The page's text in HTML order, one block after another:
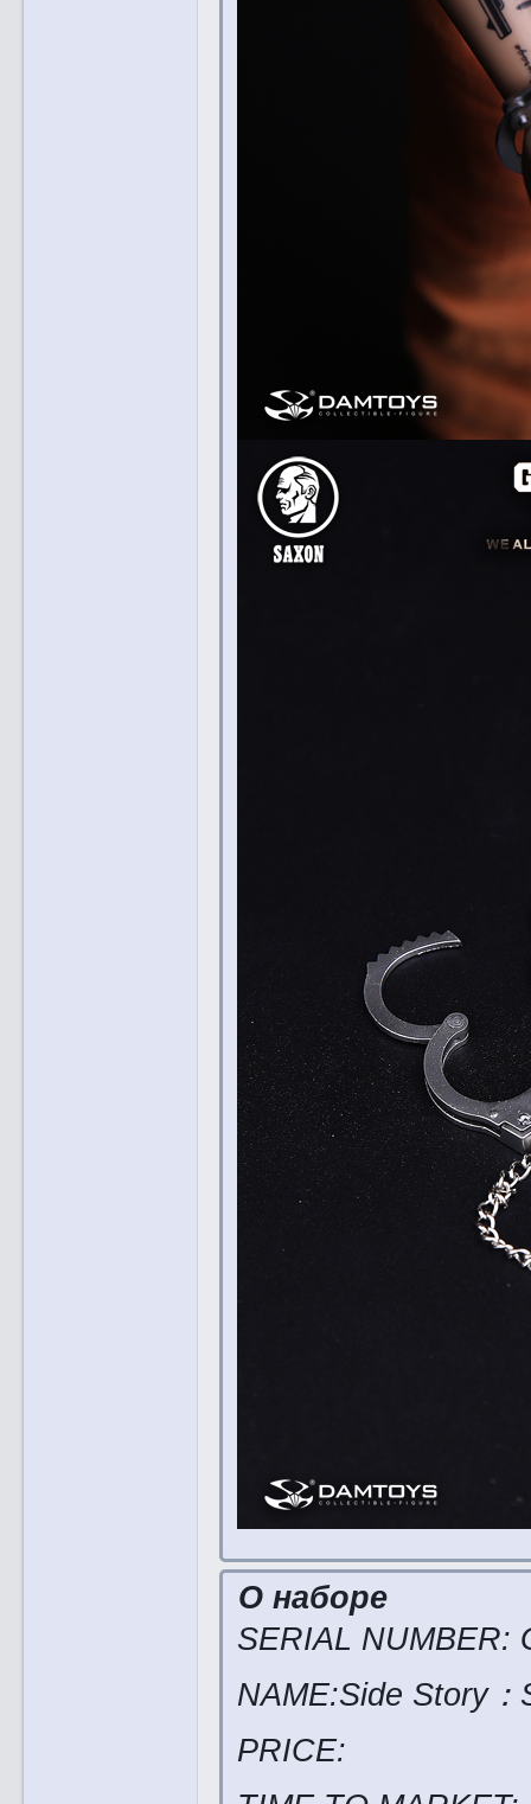
О наборе
SERIAL NUMBER:
NAME:Side Story：
PRICE: